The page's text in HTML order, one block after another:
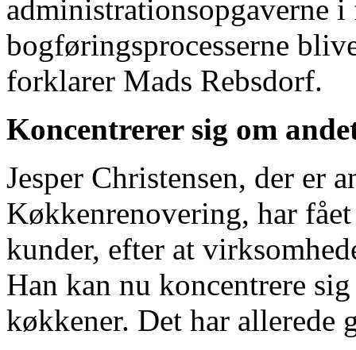
administrationsopgaverne
bogføringsprocesserne
forklarer Mads Rebsdorf.
Koncentrerer sig om
Jesper Christensen, der er
Køkkenrenovering, har
kunder, efter at
Han kan nu koncentrere
køkkener. Det har allerede